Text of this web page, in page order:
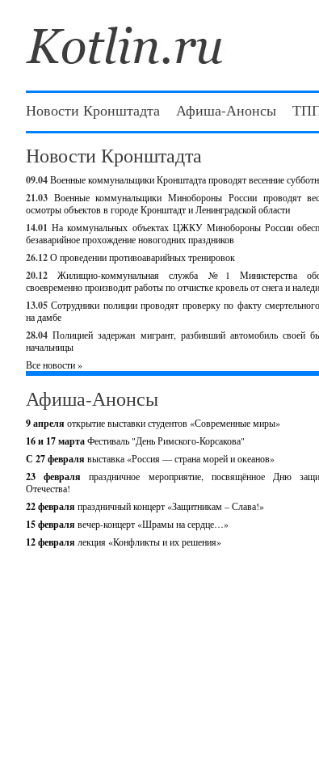
Новости Кронштадта Афиша-Анонсы
Новости Кронштадта
09.04Военные коммунальщики Кронштадта проводят весенние
21.03 Военные коммунальщики Минобороны России проводят
осмотры объектов в городе Кронштадт и Ленинградской области
14.01 На коммунальных объектах ЦЖКУ Минобороны России
безаварийное прохождение новогодних праздников
26.12О проведении противоаварийных тренировок
20.12
Жилищно-коммунальная служба №1 Министерства
своевременно производит работы по отчистке кровель от снега и наледи
13.05 Сотрудники полиции проводят проверку по факту
на дамбе
28.04 Полицией задержан мигрант, разбивший автомобиль своей
начальницы
Все новости »
Афиша-Анонсы
9 апреля открытие выставки студентов «Современные миры»
16 и 17 мартаФестиваль "День Римского-Корсакова"
С 27 февраля выставка «Россия — страна морей и океанов»
23 февраляпраздничное мероприятие, посвящённое Дню
Отечества!
22 февраля праздничный концерт «Защитникам – Слава!»
15 февраля вечер-концерт «Шрамы на сердце…»
12 февраля лекция «Конфликты и их решения»